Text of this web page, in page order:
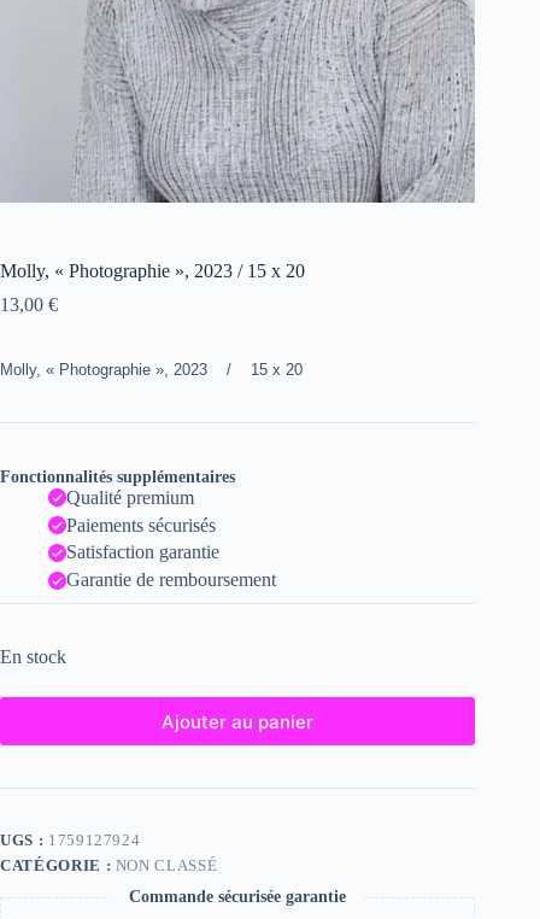
Molly, « Photographie », 2023 / 15 x 20
13,00 €
Molly, « Photographie », 2023 / 15 x 20
Fonctionnalités supplémentaires
Qualité premium
Paiements sécurisés
Satisfaction garantie
Garantie de remboursement
En stock
Ajouter au panier
UGS : 1759127924
CATÉGORIE : NON CLASSÉ
Commande sécurisée garantie